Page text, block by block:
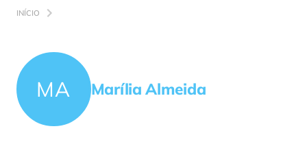
INÍCIO
MA Marília Almeida